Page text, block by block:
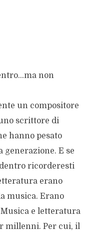
non
un compositore
scrittore di
hanno pesato
generazione. E se
ricorderesti
erano
musica. Erano
e letteratura
millenni. Per cui, il